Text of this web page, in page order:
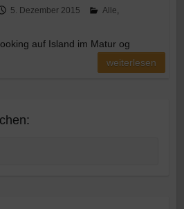
5. Dezember 2015 Alle
auf Island im Matur og
weiterlesen